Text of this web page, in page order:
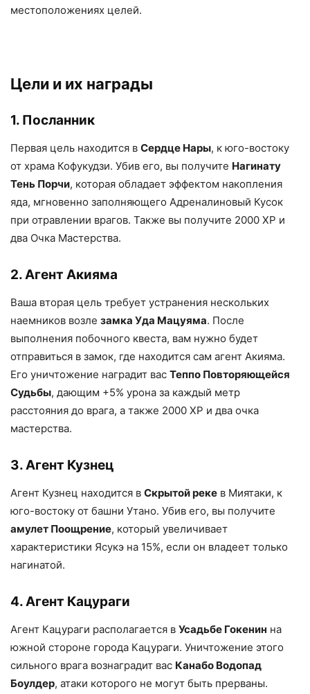
местоположениях целей.
Цели и их награды
1. Посланник
Первая цель находится в Сердце Нары, к юго-востоку
от храма Кофукудзи. Убив его, вы получите Нагинату
Тень Порчи, которая обладает эффектом накопления
яда, мгновенно заполняющего Адреналиновый Кусок
при отравлении врагов. Также вы получите 2000 XP и
два Очка Мастерства.
2. Агент Акияма
Ваша вторая цель требует устранения нескольких
наемников возле замка Уда Мацуяма. После
выполнения побочного квеста, вам нужно будет
отправиться в замок, где находится сам агент Акияма.
Его уничтожение наградит вас Теппо Повторяющейся
Судьбы, дающим +5% урона за каждый метр
расстояния до врага, а также 2000 XP и два очка
мастерства.
3. Агент Кузнец
Агент Кузнец находится в Скрытой реке в Миятаки, к
юго-востоку от башни Утано. Убив его, вы получите
амулет Поощрение, который увеличивает
характеристики Ясукэ на 15%, если он владеет только
нагинатой.
4. Агент Кацураги
Агент Кацураги располагается в Усадьбе Гокенин на
южной стороне города Кацураги. Уничтожение этого
сильного врага вознаградит вас Канабо Водопад
Боулдер, атаки которого не могут быть прерваны.